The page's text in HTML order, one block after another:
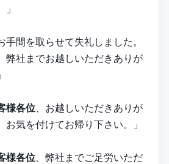
手間を取らせて失礼しました。
、弊社までお越しいただきありが
様各位 、お越しいただきありが
お気を付けてお帰り下さい。」
様各位 、弊社までご足労いただ